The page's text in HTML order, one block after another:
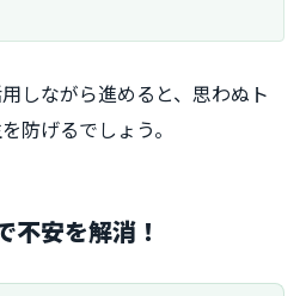
しながら進めると、思わぬト
防げるでしょう。
不安を解消！